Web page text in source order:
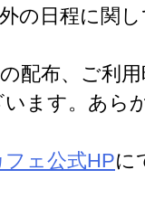
の日程に関
配布、ご利
ます。あら
ェ公式HPに